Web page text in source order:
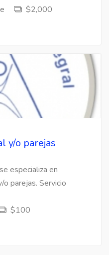
$2,000
y/o parejas
especializa en
parejas. Servicio
$100